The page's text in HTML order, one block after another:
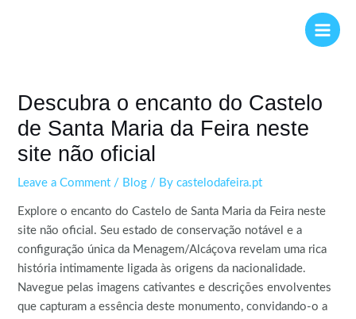
Main
Descubra o encanto do Castelo
de Santa Maria da Feira neste
site não oficial
Leave a Comment / Blog / Bycastelodafeira.pt
Explore o encanto do Castelo de Santa Maria da Feira neste
site não oficial. Seu estado de conservação notável e a
configuração única da Menagem/Alcáçova revelam uma rica
história intimamente ligada às origens da nacionalidade.
Navegue pelas imagens cativantes e descrições envolventes
que capturam a essência deste monumento, convidando-o a